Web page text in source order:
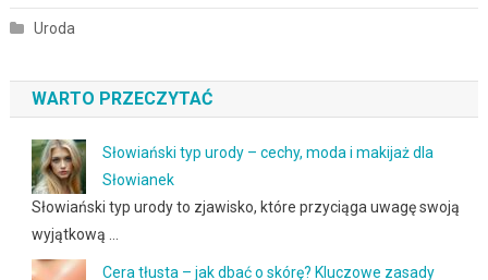
Uroda
WARTO PRZECZYTAĆ
Słowiański typ urody – cechy, moda i makijaż dla
Słowianek
Słowiański typ urody to zjawisko, które przyciąga uwagę swoją
wyjątkową …
Cera tłusta – jak dbać o skórę? Kluczowe zasady